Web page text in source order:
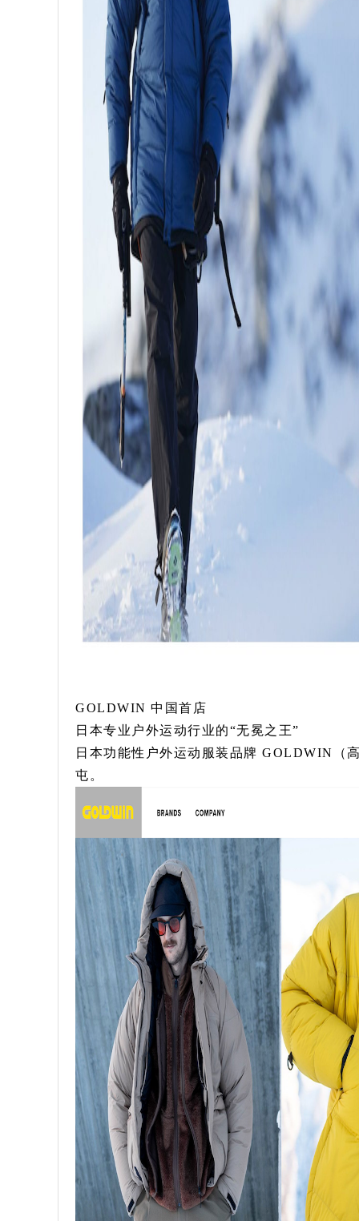
GOLDWIN 中国首店
日本专业户外运动行业的“无冕之王”
日本功能性户外运动服装品牌 GOLDWIN（
屯。